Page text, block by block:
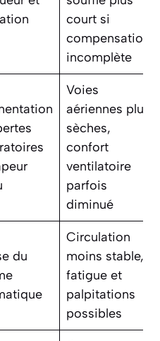
court si
compensation
incomplète
Voies
aériennes plus
sèches,
confort
ventilatoire
parfois
diminué
du
Circulation
moins stable,
fatigue et
palpitations
possibles